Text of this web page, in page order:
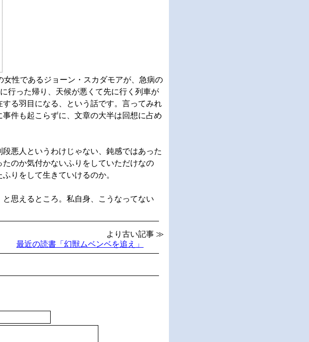
性であるジョーン・スカダモアが、急病の
行った帰り、天候が悪くて先に行く列車が
る羽目になる、という話です。言ってみれ
件も起こらずに、文章の大半は回想に占め
悪人というわけじゃない、鈍感ではあった
のか気付かないふりをしていただけなの
りをして生きていけるのか。
思えるところ。私自身、こうなってない
より古い記事 ≫
最近の読書「幻獣ムベンベを追え」